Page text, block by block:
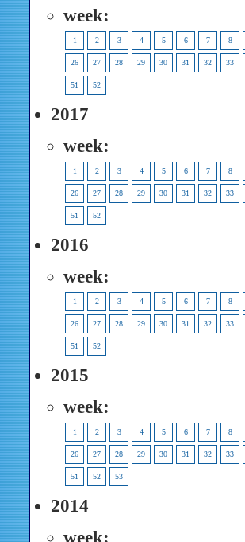
week:
1 2 3 4 5 6 7 8
26 27 28 29 30 31 32 33
51 52
2017
week:
1 2 3 4 5 6 7 8
26 27 28 29 30 31 32 33
51 52
2016
week:
1 2 3 4 5 6 7 8
26 27 28 29 30 31 32 33
51 52
2015
week:
1 2 3 4 5 6 7 8
26 27 28 29 30 31 32 33
51 52 53
2014
week: